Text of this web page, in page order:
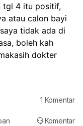
tgl 4 itu positif,
atau calon bayi
tidak ada di
boleh kah
dokter
Komentar
1 Komentar